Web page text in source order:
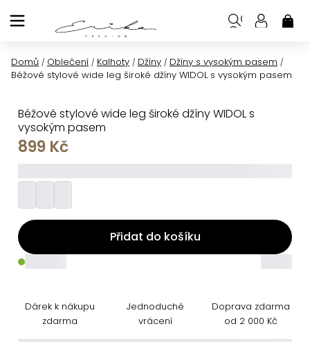
na
Domů / Oblečení / Kalhoty / Džíny / Džíny s vysokým pasem /
Béžové stylové wide leg široké džíny WIDOL s vysokým pasem
Béžové stylové wide leg široké džíny WIDOL s
vysokým pasem
899 Kč
Přidat do košíku
Dárek k nákupu
zdarma
Jednoduché
vrácení
Doprava zdarma
od 2 000 Kč